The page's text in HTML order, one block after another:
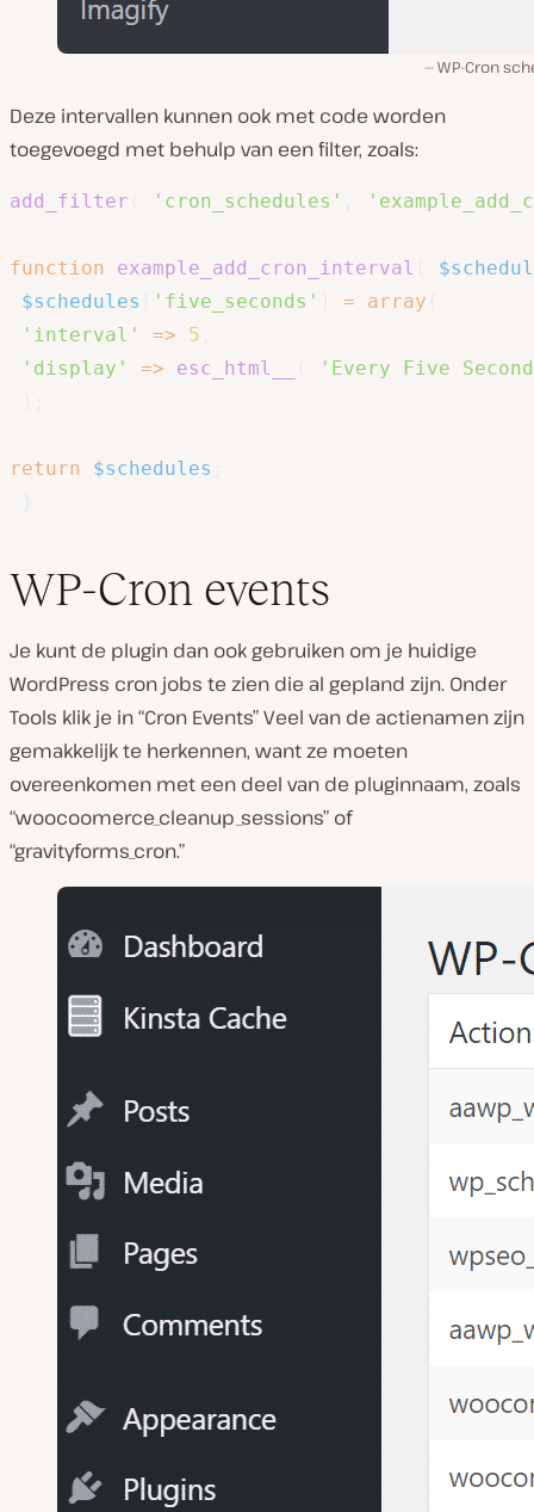
WP-Cron
Deze intervallen kunnen ook met code worden
toegevoegd met behulp van een filter, zoals:
add_filter 'cron_schedules'
function example_add_cron_interval
$schedules
'five_seconds' = array
'interval'
=> 5
'display'
=> esc_html__
'Every Five
return $schedules
WP-Cron events
Je kunt de plugin dan ook gebruiken om je huidige
WordPress cron jobs te zien die al gepland zijn. Onder
Tools klik je in “Cron Events” Veel van de actienamen zijn
gemakkelijk te herkennen, want ze moeten
overeenkomen met een deel van de pluginnaam, zoals
“woocoomerce_cleanup_sessions” of
“gravityforms_cron.”